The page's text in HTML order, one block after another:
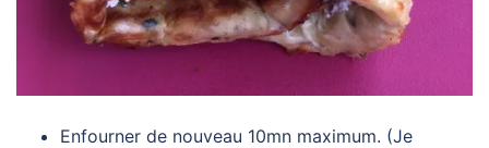
Enfourner de nouveau 10mn maximum. (Je